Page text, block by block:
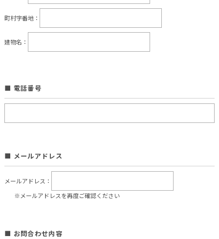
町村字番地：
建物名：
■ 電話番号
■ メールアドレス
メールアドレス：
※メールアドレスを再度ご確認ください
■ お問合わせ内容